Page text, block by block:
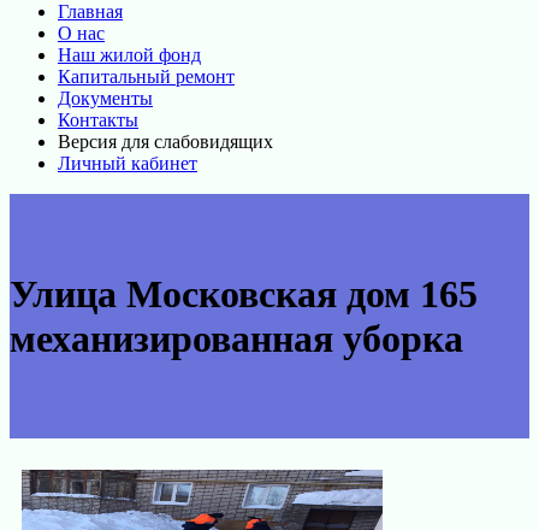
Главная
О нас
Наш жилой фонд
Капитальный ремонт
Документы
Контакты
Версия для слабовидящих
Личный кабинет
Улица Московская дом 165
механизированная уборка